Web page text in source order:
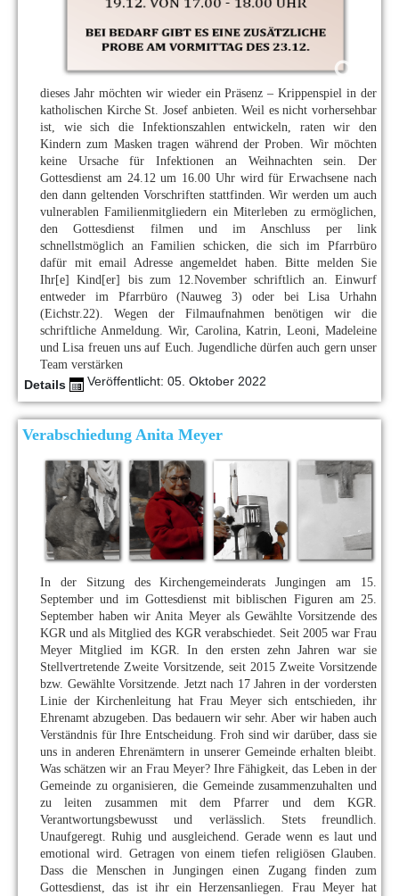
dieses Jahr möchten wir wieder ein Präsenz – Krippenspiel in der
katholischen Kirche St. Josef anbieten. Weil es nicht vorhersehbar
ist, wie sich die Infektionszahlen entwickeln, raten wir den
Kindern zum Masken tragen während der Proben. Wir möchten
keine Ursache für Infektionen an Weihnachten sein. Der
Gottesdienst am 24.12 um 16.00 Uhr wird für Erwachsene nach
den dann geltenden Vorschriften stattfinden. Wir werden um auch
vulnerablen Familienmitgliedern ein Miterleben zu ermöglichen,
den Gottesdienst filmen und im Anschluss per link
schnellstmöglich an Familien schicken, die sich im Pfarrbüro
dafür mit email Adresse angemeldet haben. Bitte melden Sie
Ihr[e] Kind[er] bis zum 12.November schriftlich an. Einwurf
entweder im Pfarrbüro (Nauweg 3) oder bei Lisa Urhahn
(Eichstr.22). Wegen der Filmaufnahmen benötigen wir die
schriftliche Anmeldung. Wir, Carolina, Katrin, Leoni, Madeleine
und Lisa freuen uns auf Euch. Jugendliche dürfen auch gern unser
Team verstärken
Details Veröffentlicht: 05. Oktober 2022
Verabschiedung Anita Meyer
In der Sitzung des Kirchengemeinderats Jungingen am 15.
September und im Gottesdienst mit biblischen Figuren am 25.
September haben wir Anita Meyer als Gewählte Vorsitzende des
KGR und als Mitglied des KGR verabschiedet. Seit 2005 war Frau
Meyer Mitglied im KGR. In den ersten zehn Jahren war sie
Stellvertretende Zweite Vorsitzende, seit 2015 Zweite Vorsitzende
bzw. Gewählte Vorsitzende. Jetzt nach 17 Jahren in der vordersten
Linie der Kirchenleitung hat Frau Meyer sich entschieden, ihr
Ehrenamt abzugeben. Das bedauern wir sehr. Aber wir haben auch
Verständnis für Ihre Entscheidung. Froh sind wir darüber, dass sie
uns in anderen Ehrenämtern in unserer Gemeinde erhalten bleibt.
Was schätzen wir an Frau Meyer? Ihre Fähigkeit, das Leben in der
Gemeinde zu organisieren, die Gemeinde zusammenzuhalten und
zu leiten zusammen mit dem Pfarrer und dem KGR.
Verantwortungsbewusst und verlässlich. Stets freundlich.
Unaufgeregt. Ruhig und ausgleichend. Gerade wenn es laut und
emotional wird. Getragen von einem tiefen religiösen Glauben.
Dass die Menschen in Jungingen einen Zugang finden zum
Gottesdienst, das ist ihr ein Herzensanliegen. Frau Meyer hat